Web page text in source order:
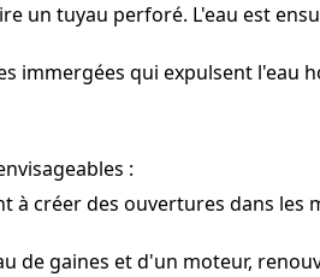
un tuyau perforé. L'eau est
immergées qui expulsent l'eau
:
créer des ouvertures dans les
de gaines et d'un moteur,